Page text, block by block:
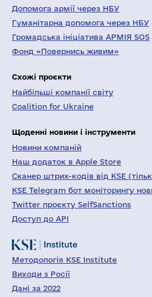
Допомога армії через НБУ
Гуманітарна допомога через НБУ
Громадська ініціатива АРМІЯ SOS
Фонд «Повернись живим»
Схожі проєкти
Найбільші компанії світу
Coalition for Ukraine
Щоденні новини і інструменти
Новини компаній
Наш додаток в Apple Store
Сканер штрих-кодів від KSE
KSE Telegram бот моніторингу
Twitter проєкту SelfSanctions
Доступ до API
Методологія KSE Institute
Виходи з Росії
Дані за 2022